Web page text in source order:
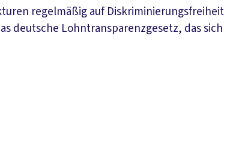
regelmäßig auf Diskriminierungsfreiheit
deutsche Lohntransparenzgesetz, das sich